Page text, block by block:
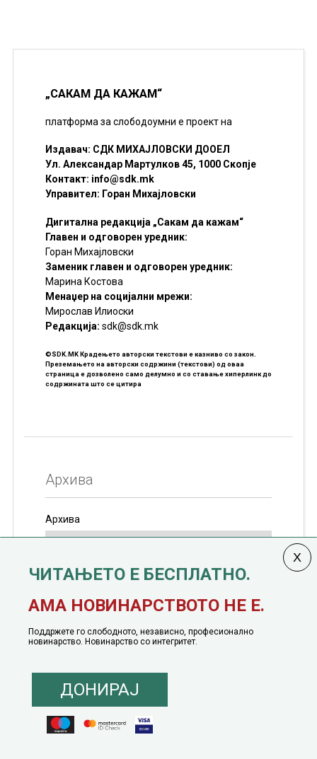
„САКАМ ДА КАЖАМ“
платформа за слободоумни е проект на
Издавач: СДК МИХАЈЛОВСКИ ДООЕЛ
Ул. Александар Мартулков 45, 1000 Скопје
Контакт: info@sdk.mk
Управител: Горан Михајловски
Дигитална редакција „Сакам да кажам“
Главен и одговорен уредник:
Горан Михајловски
Заменик главен и одговорен уредник:
Марина Костова
Менаџер на социјални мрежи:
Мирослав Илиоски
Редакцијa: sdk@sdk.mk
©SDK.MK Крадењето авторски текстови е казниво со закон.
Преземањето на авторски содржини (текстови) од оваа
страница е дозволено само делумно и со ставање хиперлинк до
содржината што се цитира
Архива
Архива
јануари, 1991 година
Понуда за политичко рекламирање
Политика на инклузија |Кодекс на однесување
ЧИТАЊЕТО Е БЕСПЛАТНО.
АМА НОВИНАРСТВОТО НЕ Е.
Поддржете го слободното, независно, професионално
новинарство. Новинарство со интегритет.
ДОНИРАЈ